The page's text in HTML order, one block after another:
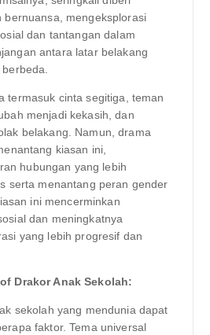
bernuansa, mengeksplorasi
dan tantangan dalam
antara latar belakang
termasuk cinta segitiga, teman
menjadi kekasih, dan
belakang. Namun, drama
kiasan ini,
hubungan yang lebih
serta menantang peran gender
ini mencerminkan
dan meningkatnya
yang lebih progresif dan
Drakor Anak Sekolah:
sekolah yang mendunia dapat
faktor. Tema universal